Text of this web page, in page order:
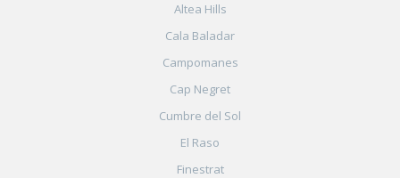
Altea Hills
Cala Baladar
Campomanes
Cap Negret
Cumbre del Sol
El Raso
Finestrat